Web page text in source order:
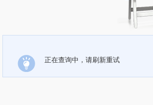
正在查询中，请刷新重试